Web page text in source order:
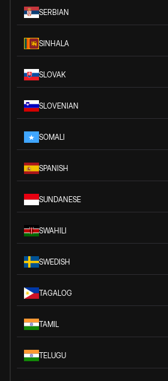
SERBIAN
SINHALA
SLOVAK
SLOVENIAN
SOMALI
SPANISH
SUNDANESE
SWAHILI
SWEDISH
TAGALOG
TAMIL
TELUGU